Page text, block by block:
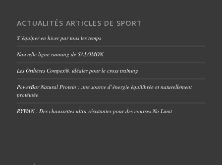
ACTUALITÉS ARTICLES DE SPORT
S’équiper en hiver par tous les temps
Nouvelle ligne running de SALOMON
Les Orthèses Compex®, idéales pour le cross training
PowerBar Natural Protein : une source d’énergie équilibrée et naturellement
protéinée
RYWAN : Des chaussettes ultra résistantes pour des courses No Limit